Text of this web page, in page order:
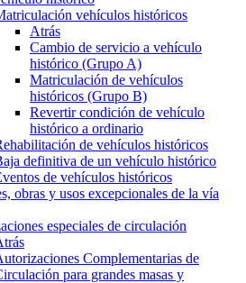
vehículos históricos
Atrás
Cambio de servicio a vehículo
histórico (Grupo A)
Matriculación de vehículos
históricos (Grupo B)
Revertir condición de vehículo
histórico a ordinario
de vehículos históricos
definitiva de un vehículo histórico
de vehículos históricos
obras y usos excepcionales de la vía
especiales de circulación
Complementarias de
para grandes masas y